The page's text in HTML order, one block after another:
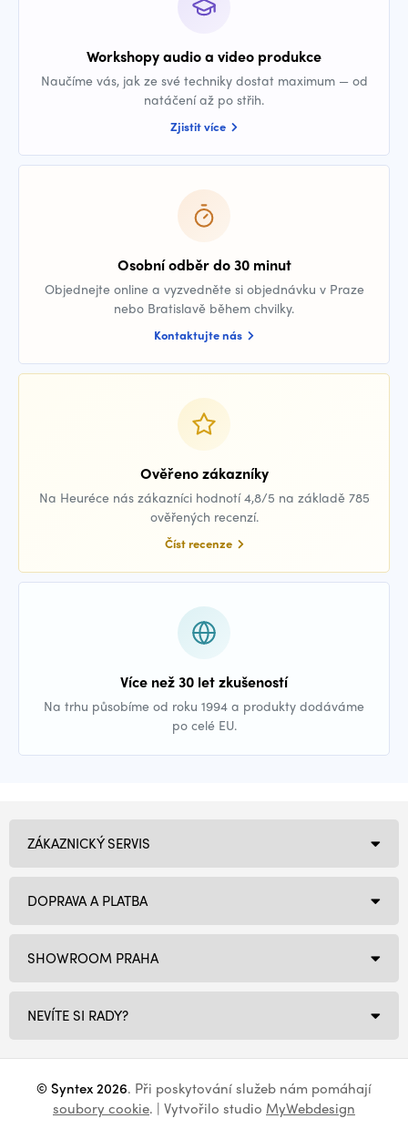
Workshopy audio a video produkce
Naučíme vás, jak ze své techniky dostat maximum — od
natáčení až po střih.
Zjistit více
Osobní odběr do 30 minut
Objednejte online a vyzvedněte si objednávku v Praze
nebo Bratislavě během chvilky.
Kontaktujte nás
Ověřeno zákazníky
Na Heuréce nás zákazníci hodnotí 4,8/5 na základě 785
ověřených recenzí.
Číst recenze
Více než 30 let zkušeností
Na trhu působíme od roku 1994 a produkty dodáváme
po celé EU.
SHOWROOM PRAHA
NEVÍTE SI RADY?
ZÁKAZNICKÝ SERVIS
DOPRAVA A PLATBA
© Syntex 2026. Při poskytování služeb nám pomáhají
soubory cookie. | Vytvořilo studio MyWebdesign